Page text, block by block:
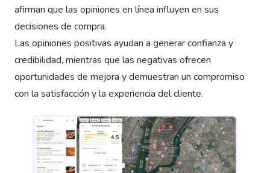
afirman que las opiniones en línea influyen en sus
decisiones de compra.
Las opiniones positivas ayudan a generar confianza y
credibilidad, mientras que las negativas ofrecen
oportunidades de mejora y demuestran un compromiso
con la satisfacción y la experiencia del cliente.